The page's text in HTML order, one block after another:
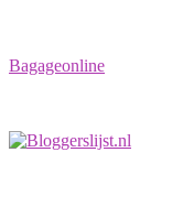
Bagageonline